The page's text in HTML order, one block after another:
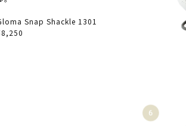
Snap Shackle 1301